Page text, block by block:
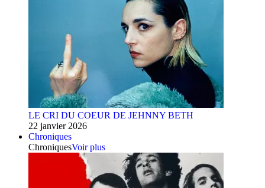
LE CRI DU COEUR DE JEHNNY BETH
22 janvier 2026
Chroniques
ChroniquesVoir plus